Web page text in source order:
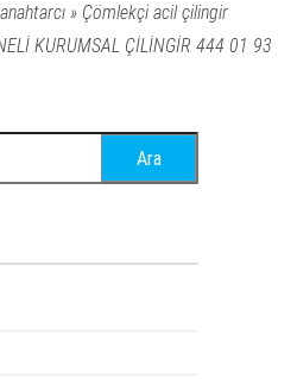
» Çömlekçi acil çilingir
KURUMSAL ÇİLİNGİR 444 01 93